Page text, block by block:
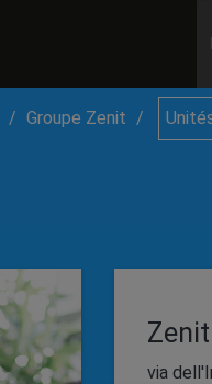
Groupe Zenit
via